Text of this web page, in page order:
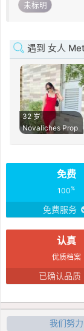
未标明
遇到 女人
32 岁
Novaliches Prop
免费
100%
免费服务
认真
优质档案
已确认品质
我们努